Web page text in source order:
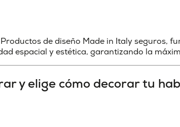
de diseño Made in Italy seguros,
espacial y estética, garantizando la
y elige cómo decorar tu